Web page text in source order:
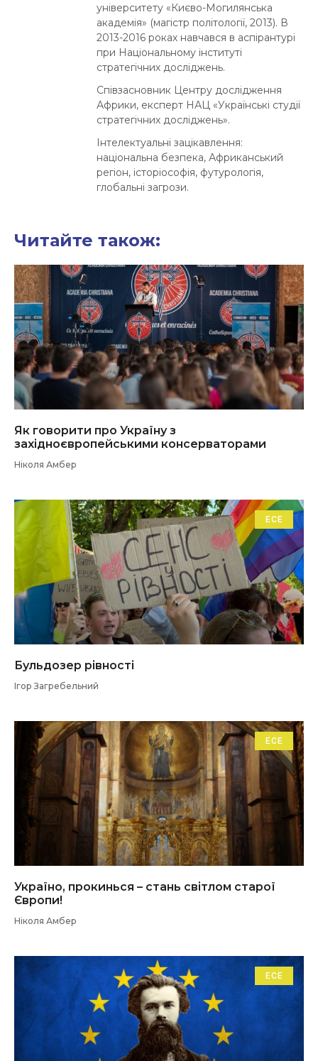
університету «Києво-Могилянська
академія» (магістр політології, 2013). В
2013-2016 роках навчався в аспірантурі
при Національному інституті
стратегічних досліджень.
Співзасновник Центру дослідження
Африки, експерт НАЦ «Українські студії
стратегічних досліджень».
Інтелектуальні зацікавлення:
національна безпека, Африканський
регіон, історіософія, футурологія,
глобальні загрози.
Читайте також:
Як говорити про Україну з
західноєвропейськими консерваторами
Ніколя Амбер
ЕСЕ
Бульдозер рівності
Ігор Загребельний
ЕСЕ
Україно, прокинься – стань світлом старої
Європи!
Ніколя Амбер
ЕСЕ